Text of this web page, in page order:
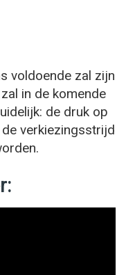
voldoende zal zijn
in de komende
de druk op
verkiezingsstrijd